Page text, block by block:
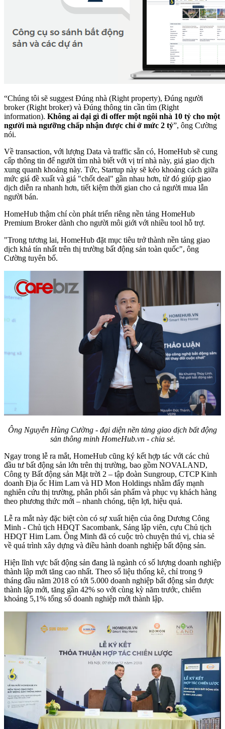
“Chúng tôi sẽ suggest Đúng nhà (Right property), Đúng người
broker (Right broker) và Đúng thông tin cần tìm (Right
information). Không ai dại gì đi offer một ngôi nhà 10 tỷ cho một
người mà ngưỡng chấp nhận được chỉ ở mức 2 tỷ”, ông Cường
nói.
Về transaction, với lượng Data và traffic sẵn có, HomeHub sẽ cung
cấp thông tin để người tìm nhà biết với vị trí nhà này, giá giao dịch
xung quanh khoảng này. Tức, Startup này sẽ kéo khoảng cách giữa
mức giá đề xuất và giá "chốt deal" gần nhau hơn, từ đó giúp giao
dịch diễn ra nhanh hơn, tiết kiệm thời gian cho cả người mua lẫn
người bán.
HomeHub thậm chí còn phát triển riêng nền tảng HomeHub
Premium Broker dành cho người môi giới với nhiều tool hỗ trợ.
"Trong tương lai, HomeHub đặt mục tiêu trở thành nền tảng giao
dịch khả tín nhất trên thị trường bất động sản toàn quốc", ông
Cường tuyên bố.
Ông Nguyễn Hùng Cường - đại diện nền tảng giao dịch bất động
sản thông minh HomeHub.vn - chia sẻ.
Ngay trong lễ ra mắt, HomeHub cũng ký kết hợp tác với các chủ
đầu tư bất động sản lớn trên thị trường, bao gồm NOVALAND,
Công ty Bất động sản Mặt trời 2 – tập đoàn Sungroup, CTCP Kinh
doanh Địa ốc Him Lam và HD Mon Holdings nhằm đẩy mạnh
nghiên cứu thị trường, phân phối sản phẩm và phục vụ khách hàng
theo phương thức mới – nhanh chóng, tiện lợi, hiệu quả.
Lễ ra mắt này đặc biệt còn có sự xuất hiện của ông Dương Công
Minh - Chủ tịch HĐQT Sacombank, Sáng lập viên, cựu Chủ tịch
HĐQT Him Lam. Ông Minh đã có cuộc trò chuyện thú vị, chia sẻ
về quá trình xây dựng và điều hành doanh nghiệp bất động sản.
Hiện lĩnh vực bất động sản đang là ngành có số lượng doanh nghiệp
thành lập mới tăng cao nhất. Theo số liệu thống kê, chỉ trong 9
tháng đầu năm 2018 có tới 5.000 doanh nghiệp bất động sản được
thành lập mới, tăng gần 42% so với cùng kỳ năm trước, chiếm
khoảng 5,1% tổng số doanh nghiệp mới thành lập.